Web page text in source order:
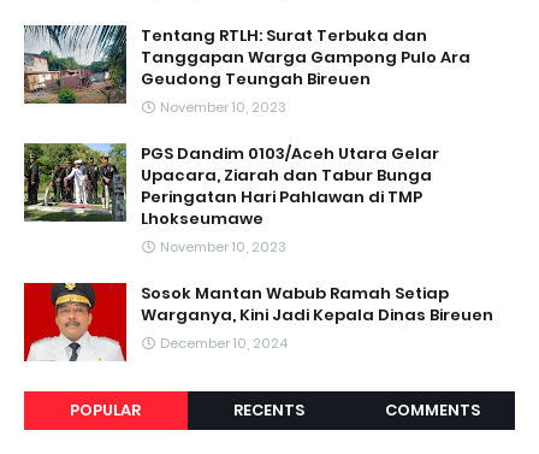
Tentang RTLH: Surat Terbuka dan
Tanggapan Warga Gampong Pulo Ara
Geudong Teungah Bireuen
November 10, 2023
PGS Dandim 0103/Aceh Utara Gelar
Upacara, Ziarah dan Tabur Bunga
Peringatan Hari Pahlawan di TMP
Lhokseumawe
November 10, 2023
Sosok Mantan Wabub Ramah Setiap
Warganya, Kini Jadi Kepala Dinas Bireuen
December 10, 2024
POPULAR RECENTS COMMENTS